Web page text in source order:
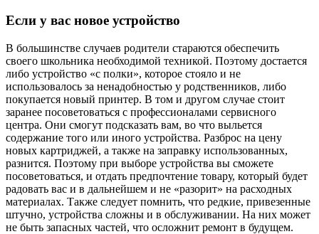
Если у вас новое устройство
В большинстве случаев родители стараются обеспечить
своего школьника необходимой техникой. Поэтому достается
либо устройство «с полки», которое стояло и не
использовалось за ненадобностью у родственников, либо
покупается новый принтер. В том и другом случае стоит
заранее посоветоваться с профессионалами сервисного
центра. Они смогут подсказать вам, во что выльется
содержание того или иного устройства. Разброс на цену
новых картриджей, а также на заправку использованных,
разнится. Поэтому при выборе устройства вы сможете
посоветоваться, и отдать предпочтение товару, который будет
радовать вас и в дальнейшем и не «разорит» на расходных
материалах. Также следует помнить, что редкие, привезенные
штучно, устройства сложны и в обслуживании. На них может
не быть запасных частей, что осложнит ремонт в будущем.